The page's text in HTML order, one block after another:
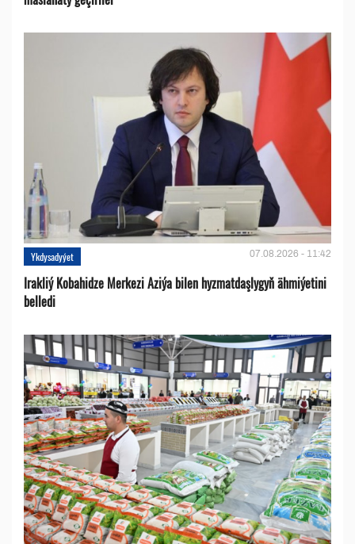
Ykdysadyýet 07.08.2026 - 11:42
Irakliý Kobahidze Merkezi Aziýa bilen hyzmatdaşlygyň ähmiýetini
belledi